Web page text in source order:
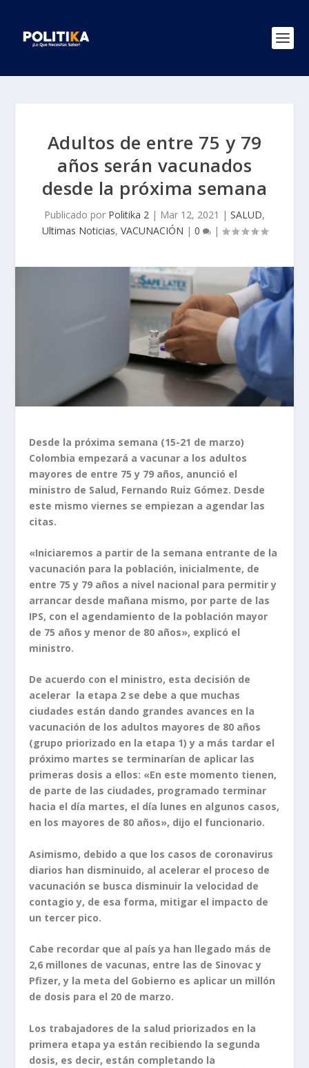
Adultos de entre 75 y 79
años serán vacunados
desde la próxima semana
Publicado por Politika 2 | Mar 12, 2021 | SALUD,
Ultimas Noticias, VACUNACIÓN | 0 |
Desde la próxima semana (15-21 de marzo)
Colombia empezará a vacunar a los adultos
mayores de entre 75 y 79 años, anunció el
ministro de Salud, Fernando Ruiz Gómez. Desde
este mismo viernes se empiezan a agendar las
citas.
«Iniciaremos a partir de la semana entrante de la
vacunación para la población, inicialmente, de
entre 75 y 79 años a nivel nacional para permitir y
arrancar desde mañana mismo, por parte de las
IPS, con el agendamiento de la población mayor
de 75 años y menor de 80 años», explicó el
ministro.
De acuerdo con el ministro, esta decisión de
acelerar la etapa 2 se debe a que muchas
ciudades están dando grandes avances en la
vacunación de los adultos mayores de 80 años
(grupo priorizado en la etapa 1) y a más tardar el
próximo martes se terminarían de aplicar las
primeras dosis a ellos: «En este momento tienen,
de parte de las ciudades, programado terminar
hacia el día martes, el día lunes en algunos casos,
en los mayores de 80 años», dijo el funcionario.
Asimismo, debido a que los casos de coronavirus
diarios han disminuido, al acelerar el proceso de
vacunación se busca disminuir la velocidad de
contagio y, de esa forma, mitigar el impacto de
un tercer pico.
Cabe recordar que al país ya han llegado más de
2,6 millones de vacunas, entre las de Sinovac y
Pfizer, y la meta del Gobierno es aplicar un millón
de dosis para el 20 de marzo.
Los trabajadores de la salud priorizados en la
primera etapa ya están recibiendo la segunda
dosis, es decir, están completando la